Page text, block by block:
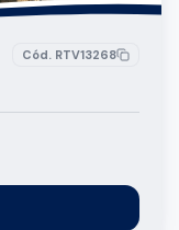
Cód. RTV13268